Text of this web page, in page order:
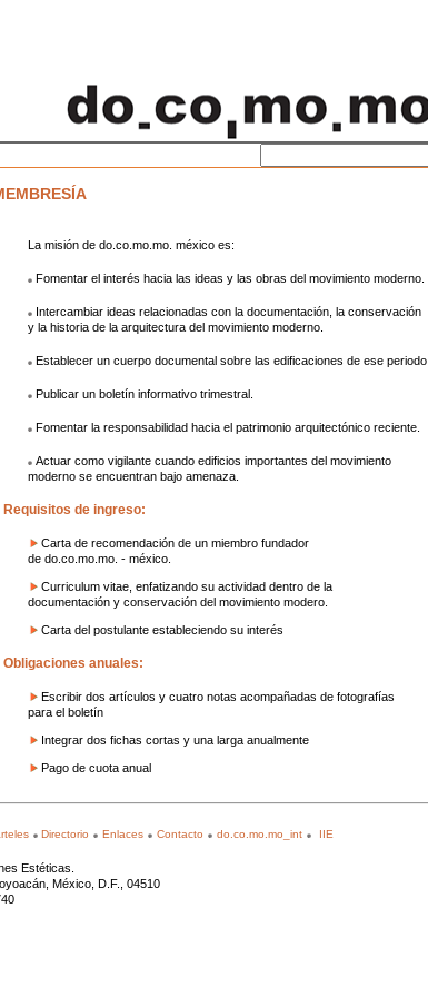
La misión de do.co.mo.mo. méxico es:
Fomentar el interés hacia las ideas y las obras del movimiento moderno.
Intercambiar ideas relacionadas con la documentación, la conservación
y la historia de la arquitectura del movimiento moderno.
Establecer un cuerpo documental sobre las edificaciones de ese periodo.
Publicar un boletín informativo trimestral.
Fomentar la responsabilidad hacia el patrimonio arquitectónico reciente.
Actuar como vigilante cuando edificios importantes del movimiento
moderno se encuentran bajo amenaza.
de ingreso:
Carta de recomendación de un miembro fundador
de do.co.mo.mo. - méxico.
Curriculum vitae, enfatizando su actividad dentro de la
documentación y conservación del movimiento modero.
Carta del postulante estableciendo su interés
anuales:
Escribir dos artículos y cuatro notas acompañadas de fotografías
para el boletín
Integrar dos fichas cortas y una larga anualmente
Pago de cuota anual
Directorio Enlaces Contacto do.co.mo.mo_int IIE
Estéticas.
México, D.F., 04510